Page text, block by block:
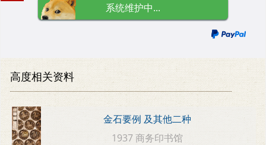
系统维护中...
高度相关资料
金石要例 及其他二种
1937 商务印书馆